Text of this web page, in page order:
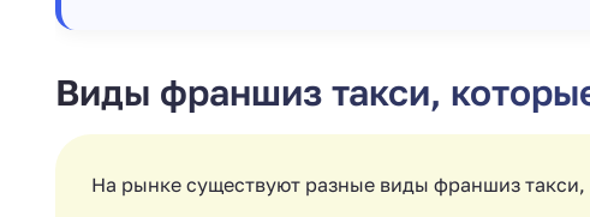
Виды франшиз такси,
На рынке существуют разные виды франшиз